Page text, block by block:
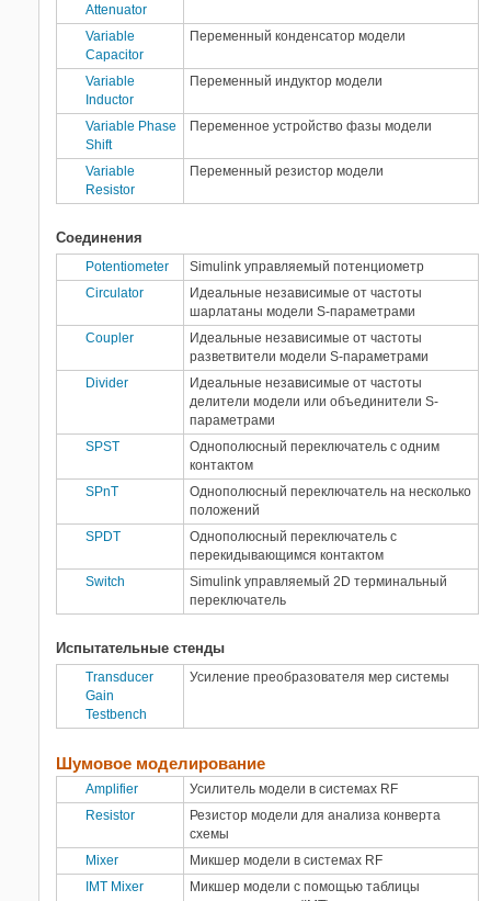
Attenuator
Variable
Capacitor
Переменный конденсатор модели
Variable
Inductor
Переменный индуктор модели
Variable Phase
Shift
Переменное устройство фазы модели
Variable
Resistor
Переменный резистор модели
Соединения
Potentiometer Simulink управляемый потенциометр
Circulator
Идеальные независимые от частоты
шарлатаны модели S-параметрами
Coupler
Идеальные независимые от частоты
разветвители модели S-параметрами
Divider
Идеальные независимые от частоты
делители модели или объединители S-
параметрами
SPST
Однополюсный переключатель с одним
контактом
SPnT
Однополюсный переключатель на несколько
положений
SPDT
Однополюсный переключатель с
перекидывающимся контактом
Switch
Simulink управляемый 2D терминальный
переключатель
Испытательные стенды
Transducer
Gain
Testbench
Усиление преобразователя мер системы
Шумовое моделирование
Amplifier
Усилитель модели в системах RF
Resistor
Резистор модели для анализа конверта
схемы
Mixer
Микшер модели в системах RF
IMT Mixer
Микшер модели с помощью таблицы